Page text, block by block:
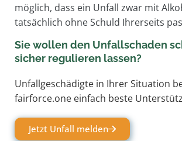
möglich, dass ein Unfall zwar mit
tatsächlich ohne Schuld Ihrerseits
Sie wollen den Unfallschaden
sicher regulieren lassen?
Unfallgeschädigte in Ihrer Situation
fairforce.one einfach beste
Jetzt Unfall melden